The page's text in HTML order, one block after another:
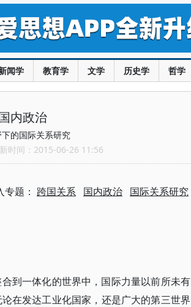
闻学 教育学 文学 历史学 哲学
内政治
的国际关系研究
时间：2015-06-26 11:56
专题： 跨国关系 国内政治 国际关系研究
到一体化的世界中，国际力量以前所未有
在发达工业化国家，还是广大的第三世界